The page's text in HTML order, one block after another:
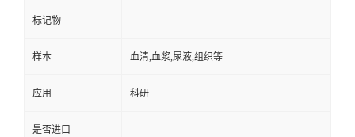
标记物
样本 血清,血浆,尿液,组织等
应用 科研
是否进口